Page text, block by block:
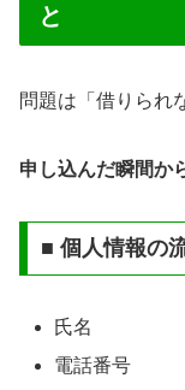
と
問題は「借りられ
申し込んだ瞬間か
■ 個人情報の
氏名
電話番号